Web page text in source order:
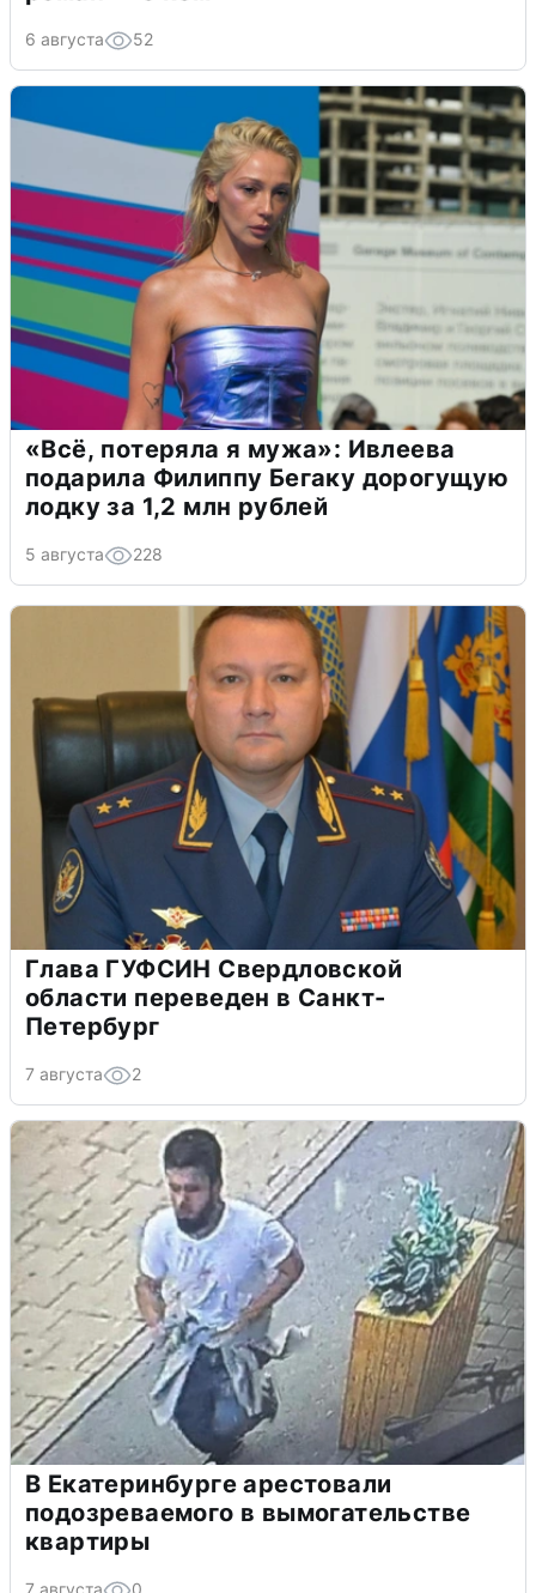
6 августа 52
«Всё, потеряла я мужа»: Ивлеева
подарила Филиппу Бегаку дорогущую
лодку за 1,2 млн рублей
5 августа 228
Глава ГУФСИН Свердловской
области переведен в Санкт-
Петербург
7 августа 2
В Екатеринбурге арестовали
подозреваемого в вымогательстве
квартиры